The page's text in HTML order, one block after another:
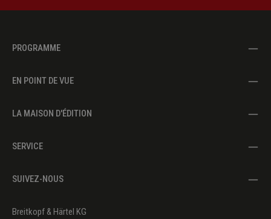
PROGRAMME
EN POINT DE VUE
LA MAISON D'ÉDITION
SERVICE
SUIVEZ-NOUS
Breitkopf & Härtel KG